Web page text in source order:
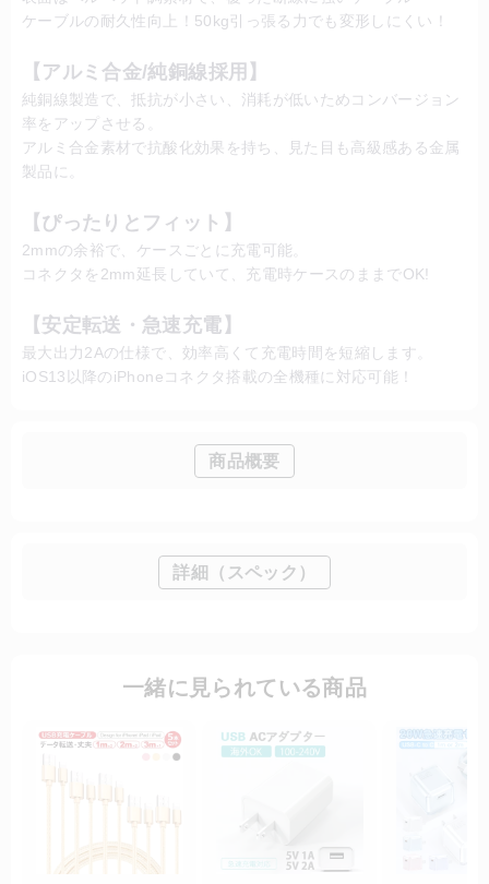
ケーブルの耐久性向上！50kg引っ張る力でも変形しにくい！
【アルミ合金/純銅線採用】
純銅線製造で、抵抗が小さい、消耗が低いためコンバージョン
率をアップさせる。
アルミ合金素材で抗酸化効果を持ち、見た目も高級感ある金属
製品に。
【ぴったりとフィット】
2mmの余裕で、ケースごとに充電可能。
コネクタを2mm延長していて、充電時ケースのままでOK!
【安定転送・急速充電】
最大出力2Aの仕様で、効率高くて充電時間を短縮します。
iOS13以降のiPhoneコネクタ搭載の全機種に対応可能！
商品概要
詳細（スペック）
一緒に見られている商品